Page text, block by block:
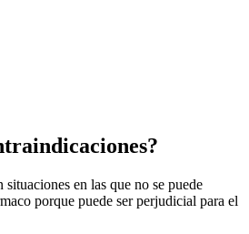
en las que no se puede
porque puede ser perjudicial para el